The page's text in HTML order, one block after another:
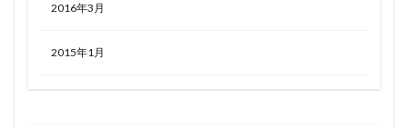
2016年3月
2015年1月